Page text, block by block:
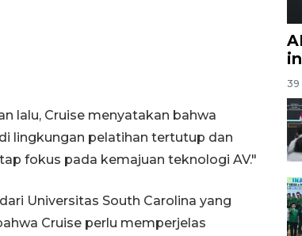
lalu, Cruise menyatakan bahwa
lingkungan pelatihan tertutup dan
fokus pada kemajuan teknologi AV."
Universitas South Carolina yang
Cruise perlu memperjelas
39